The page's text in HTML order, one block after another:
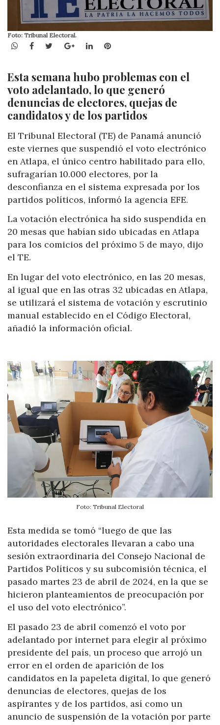
Foto: Tribunal Electoral.
WhatsApp
Facebook
TwitterGoogle+LinkedInPinterest
Esta semana hubo problemas con el
voto adelantado, lo que generó
denuncias de electores, quejas de
candidatos y de los partidos
El Tribunal Electoral (TE) de Panamá anunció
este viernes que suspendió el voto electrónico
en Atlapa, el único centro habilitado para ello,
sufragarían 10.000 electores, por la
desconfianza en el sistema expresada por los
partidos políticos, informó la agencia EFE.
La votación electrónica ha sido suspendida en
20 mesas que habían sido ubicadas en Atlapa
para los comicios del próximo 5 de mayo, dijo
el TE.
En lugar del voto electrónico, en las 20 mesas,
al igual que en las otras 32 ubicadas en Atlapa,
se utilizará el sistema de votación y escrutinio
manual establecido en el Código Electoral,
añadió la información oficial.
Foto: Tribunal Electoral
Esta medida se tomó “luego de que las
autoridades electorales llevaran a cabo una
sesión extraordinaria del Consejo Nacional de
Partidos Políticos y su subcomisión técnica, el
pasado martes 23 de abril de 2024, en la que se
hicieron planteamientos de preocupación por
el uso del voto electrónico”.
El pasado 23 de abril comenzó el voto por
adelantado por internet para elegir al próximo
presidente del país, un proceso que arrojó un
error en el orden de aparición de los
candidatos en la papeleta digital, lo que generó
denuncias de electores, quejas de los
aspirantes y de los partidos, así como un
anuncio de suspensión de la votación por parte